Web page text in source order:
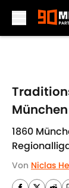
1860
Von Niclas